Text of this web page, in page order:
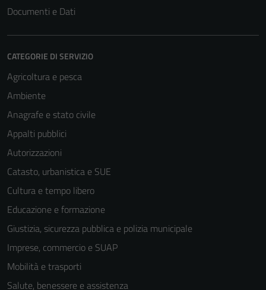
Documenti e Dati
CATEGORIE DI SERVIZIO
Agricoltura e pesca
Ambiente
Anagrafe e stato civile
Appalti pubblici
Autorizzazioni
Catasto, urbanistica e SUE
Cultura e tempo libero
Educazione e formazione
Giustizia, sicurezza pubblica e polizia municipale
Imprese, commercio e SUAP
Mobilità e trasporti
Salute, benessere e assistenza
essere